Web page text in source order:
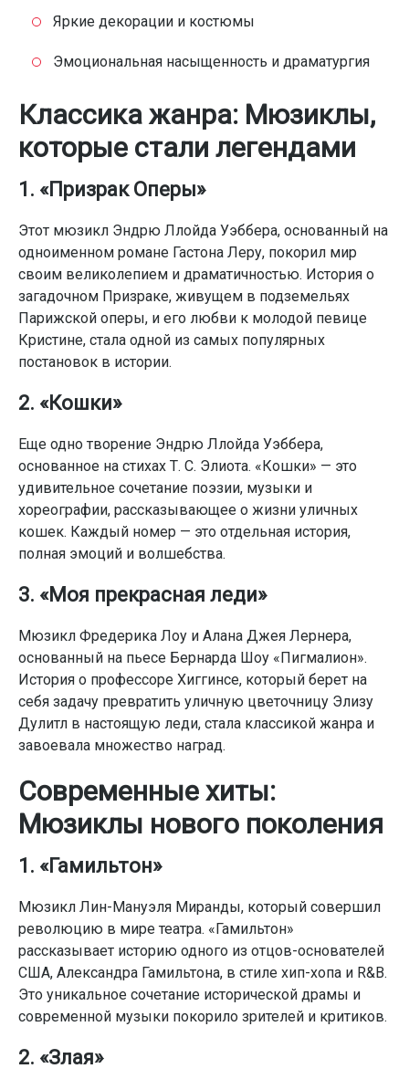
Яркие декорации и костюмы
Эмоциональная насыщенность и драматургия
Классика жанра: Мюзиклы,
которые стали легендами
1. «Призрак Оперы»
Этот мюзикл Эндрю Ллойда Уэббера, основанный на
одноименном романе Гастона Леру, покорил мир
своим великолепием и драматичностью. История о
загадочном Призраке, живущем в подземельях
Парижской оперы, и его любви к молодой певице
Кристине, стала одной из самых популярных
постановок в истории.
2. «Кошки»
Еще одно творение Эндрю Ллойда Уэббера,
основанное на стихах Т. С. Элиота. «Кошки» — это
удивительное сочетание поэзии, музыки и
хореографии, рассказывающее о жизни уличных
кошек. Каждый номер — это отдельная история,
полная эмоций и волшебства.
3. «Моя прекрасная леди»
Мюзикл Фредерика Лоу и Алана Джея Лернера,
основанный на пьесе Бернарда Шоу «Пигмалион».
История о профессоре Хиггинсе, который берет на
себя задачу превратить уличную цветочницу Элизу
Дулитл в настоящую леди, стала классикой жанра и
завоевала множество наград.
Современные хиты:
Мюзиклы нового поколения
1. «Гамильтон»
Мюзикл Лин-Мануэля Миранды, который совершил
революцию в мире театра. «Гамильтон»
рассказывает историю одного из отцов-основателей
США, Александра Гамильтона, в стиле хип-хопа и R&B.
Это уникальное сочетание исторической драмы и
современной музыки покорило зрителей и критиков.
2. «Злая»